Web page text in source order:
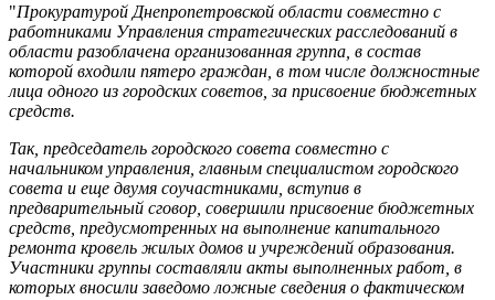
"Прокуратурой Днепропетровской области совместно с
работниками Управления стратегических расследований в
области разоблачена организованная группа, в состав
которой входили пятеро граждан, в том числе должностные
лица одного из городских советов, за присвоение бюджетных
средств.
Так, председатель городского совета совместно с
начальником управления, главным специалистом городского
совета и еще двумя соучастниками, вступив в
предварительный сговор, совершили присвоение бюджетных
средств, предусмотренных на выполнение капитального
ремонта кровель жилых домов и учреждений образования.
Участники группы составляли акты выполненных работ, в
которых вносили заведомо ложные сведения о фактическом